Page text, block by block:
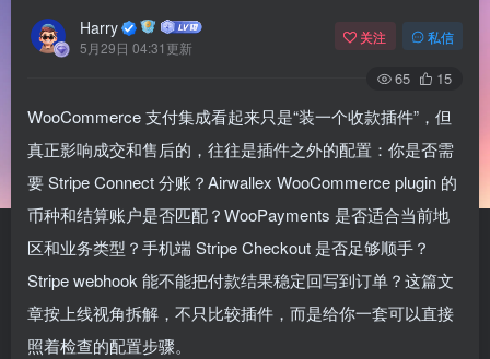
Harry
5月29日 04:31更新
关注 私信
65 15
WooCommerce 支付集成看起来只是“装一个收款插件”，但
真正影响成交和售后的，往往是插件之外的配置：你是否需
要 Stripe Connect 分账？Airwallex WooCommerce plugin 的
币种和结算账户是否匹配？WooPayments 是否适合当前地
区和业务类型？手机端 Stripe Checkout 是否足够顺手？
Stripe webhook 能不能把付款结果稳定回写到订单？这篇文
章按上线视角拆解，不只比较插件，而是给你一套可以直接
照着检查的配置步骤。